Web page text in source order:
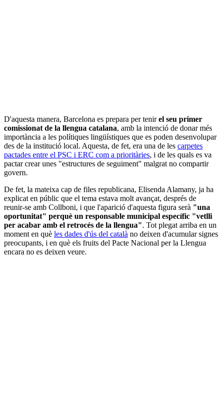
D'aquesta manera, Barcelona es prepara per tenirel seu primer
comissionat de la llengua catalana, amb la intenció de donar més
importància a les polítiques lingüístiques que es poden desenvolupar
des de la institució local. Aquesta, de fet, era una de les carpetes
pactades entre el PSC i ERC com a prioritàries, i de les quals es va
pactar crear unes "estructures de seguiment" malgrat no compartir
govern.
De fet, la mateixa cap de files republicana, Elisenda Alamany, ja ha
explicat en públic que el tema estava molt avançat, després de
reunir-se amb Collboni, i que l'aparició d'aquesta figura serà "una
oportunitat" perquè un responsable municipal específic "vetlli
per acabar amb el retrocés de la llengua". Tot plegat arriba en un
moment en què les dades d'ús del català no deixen d'acumular signes
preocupants, i en què els fruits del Pacte Nacional per la Llengua
encara no es deixen veure.